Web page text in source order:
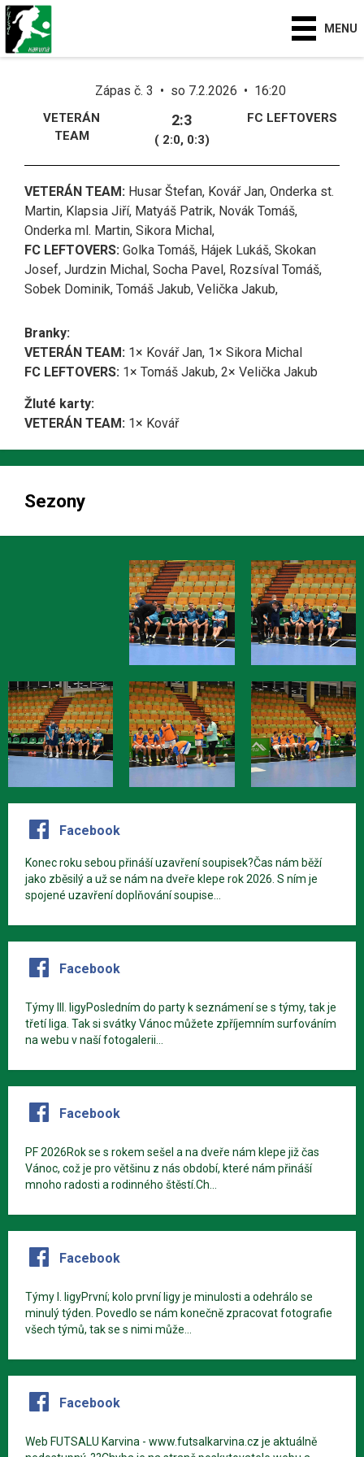
MENU
Zápas č. 3 • so 7.2.2026 • 16:20
VETERÁN
TEAM
2:3
( 2:0, 0:3)
FC LEFTOVERS
VETERÁN TEAM: Husar Štefan, Kovář Jan, Onderka st.
Martin, Klapsia Jiří, Matyáš Patrik, Novák Tomáš,
Onderka ml. Martin, Sikora Michal,
FC LEFTOVERS: Golka Tomáš, Hájek Lukáš, Skokan
Josef, Jurdzin Michal, Socha Pavel, Rozsíval Tomáš,
Sobek Dominik, Tomáš Jakub, Velička Jakub,
Branky:
VETERÁN TEAM: 1× Kovář Jan, 1× Sikora Michal
FC LEFTOVERS: 1× Tomáš Jakub, 2× Velička Jakub
Žluté karty:
VETERÁN TEAM: 1× Kovář
Sezony
Facebook
Konec roku sebou přináší uzavření soupisek?Čas nám běží
jako zběsilý a už se nám na dveře klepe rok 2026. S ním je
spojené uzavření doplňování soupise...
Facebook
Týmy III. ligyPosledním do party k seznámení se s týmy, tak je
třetí liga. Tak si svátky Vánoc můžete zpříjemním surfováním
na webu v naší fotogalerii...
Facebook
PF 2026Rok se s rokem sešel a na dveře nám klepe již čas
Vánoc, což je pro většinu z nás období, které nám přináší
mnoho radosti a rodinného štěstí.Ch...
Facebook
Týmy I. ligyPrvní; kolo první ligy je minulosti a odehrálo se
minulý týden. Povedlo se nám konečně zpracovat fotografie
všech týmů, tak se s nimi může...
Facebook
Web FUTSALU Karvina - www.futsalkarvina.cz je aktuálně